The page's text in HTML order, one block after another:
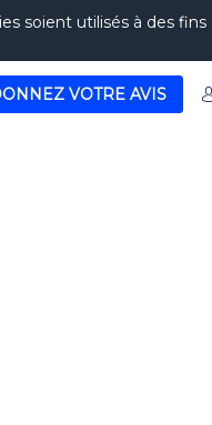
VOTRE AVIS
soient utilisés à des fins